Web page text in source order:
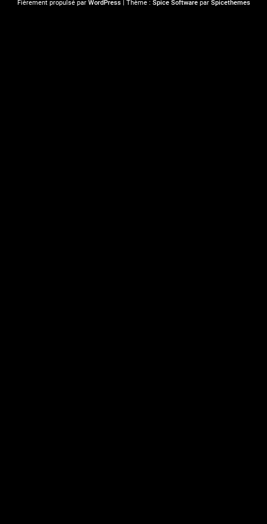
Fièrement propulsé par WordPress| Thème : Spice Softwarepar Spicethemes